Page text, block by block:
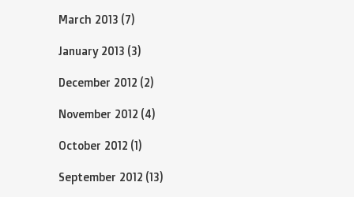
March 2013 (7)
January 2013 (3)
December 2012 (2)
November 2012 (4)
October 2012 (1)
September 2012 (13)